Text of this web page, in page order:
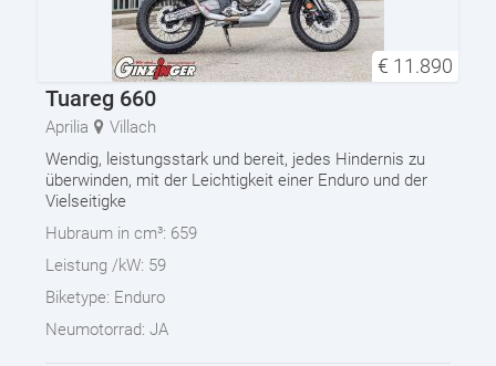
€ 11.890
Tuareg 660
Aprilia
Villach
Wendig, leistungsstark und bereit, jedes Hindernis zu
überwinden, mit der Leichtigkeit einer Enduro und der
Vielseitigke
Hubraum in cm³: 659
Leistung /kW: 59
Biketype: Enduro
Neumotorrad: JA